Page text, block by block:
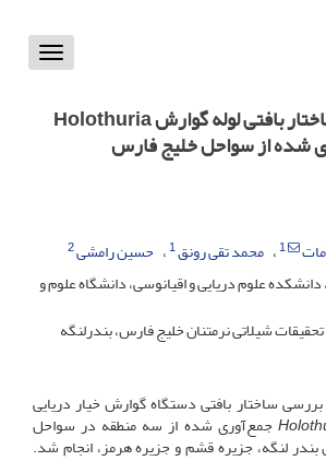
Toggle
بررسی مقایسه‌ای ساختار بافتی لوله گوارش Holothuria
1 محمد تقی رونق1 حسین رامشی2
علوم دریایی و اقیانوسی، دانشگاه علوم و
شیلاتی نرمتنان خلیج فارس، بندرلنگه
ساختار بافتی دستگاه گوارش خیار دریایی
جمع‌آوری شده از سه منطقه در سواحل
لنگه، جزیره قشم و جزیره هرمز، انجام شد.